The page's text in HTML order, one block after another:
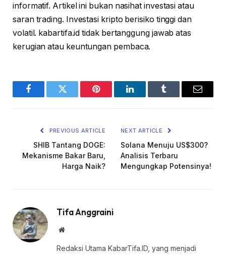
informatif. Artikel ini bukan nasihat investasi atau
saran trading. Investasi kripto berisiko tinggi dan
volatil. kabartifa.id tidak bertanggung jawab atas
kerugian atau keuntungan pembaca.
FacebookTwitter Pinterest LinkedInTumblr Email
PREVIOUS ARTICLE
SHIB Tantang DOGE:
Mekanisme Bakar Baru,
Harga Naik?
NEXT ARTICLE
Solana Menuju US$300?
Analisis Terbaru
Mengungkap Potensinya!
Tifa Anggraini
Website
Redaksi Utama KabarTifa.ID, yang menjadi